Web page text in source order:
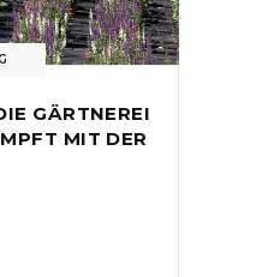
GÄRTNEREI
MIT DER